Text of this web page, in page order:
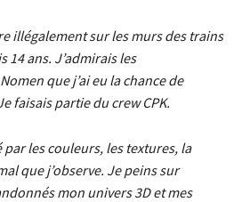
illégalement sur les murs des trains
14 ans. J’admirais les
que j’ai eu la chance de
faisais partie du crew CPK.
les couleurs, les textures, la
que j’observe. Je peins sur
mon univers 3D et mes